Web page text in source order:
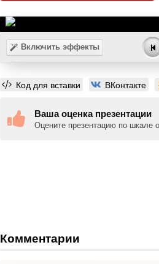
Включить эффекты
Код для вставки ВКонтакте
Ваша оценка презентации
Оцените презентацию по шкале
Комментарии